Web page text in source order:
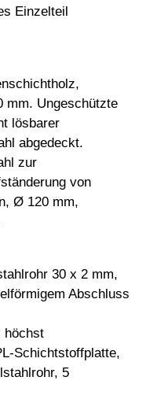
Einzelteil
Ungeschützte
lösbarer
abgedeckt.
zur
von
Ø 120 mm,
30 x 2 mm,
Abschluss
höchst
Schichtstoffplatte,
5